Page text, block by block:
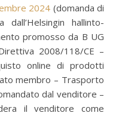
2024 (domanda di
dall’Helsingin hallinto-
promosso da B UG
2008/118/CE –
online di prodotti
membro – Trasporto
dal venditore –
il venditore come